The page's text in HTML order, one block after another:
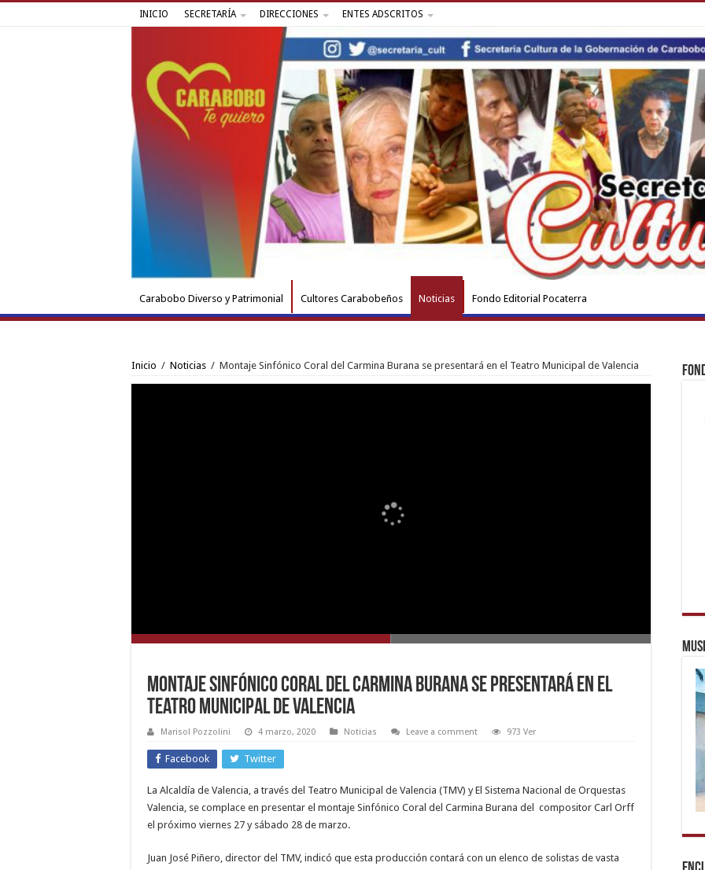
INICIO SECRETARÍA DIRECCIONES ENTES ADSCRITOS
Carabobo Diverso y Patrimonial Cultores Carabobeños Noticias Fondo Editorial Pocaterra
Inicio / Noticias / Montaje Sinfónico Coral del Carmina Burana se presentará en el Teatro Municipal de Valencia
Montaje Sinfónico Coral del Carmina Burana se presentará en el
Teatro Municipal de Valencia
Marisol Pozzolini 4 marzo, 2020 Noticias Leave a comment 973 Ver
Facebook Twitter
La Alcaldía de Valencia, a través del Teatro Municipal de Valencia (TMV) y El Sistema Nacional de Orquestas
Valencia, se complace en presentar el montaje Sinfónico Coral del Carmina Burana del compositor Carl Orff
el próximo viernes 27 y sábado 28 de marzo.
Juan José Piñero, director del TMV, indicó que esta producción contará con un elenco de solistas de vasta